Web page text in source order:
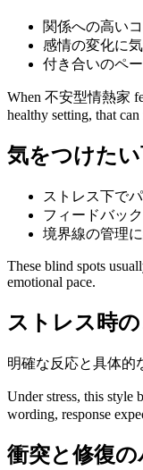
関係への高い
感情の変化に
付き合いのペ
When 不安型情熱家
healthy setting, that
気をつけた
ストレス下で
フィードバッ
境界線の管理
These blind spots
emotional pace.
ストレス時
明確な反応と具体的
Under stress, this style
wording, response
衝突と修復